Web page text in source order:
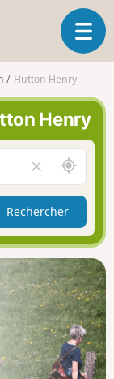
O
u
r
l
a
i
g
a
t
i
o
n
Hutton Henry
Henry
i
d
e
r
l
e
c
h
a
m
p
A
u
t
u
r
d
e
m
o
i
Rechercher